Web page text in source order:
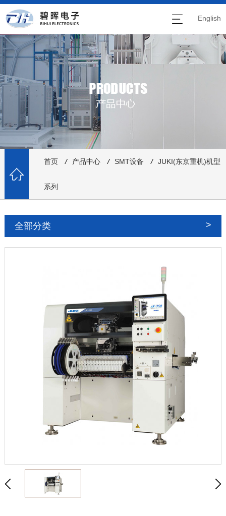
English
首页 / 产品中心 / SMT设备 / JUKI(东京重机)机型
系列
全部分类